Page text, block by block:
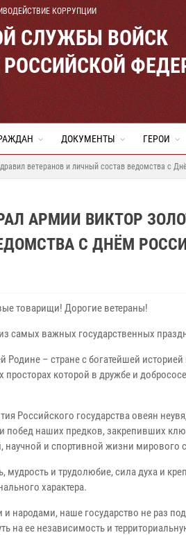
КОРРУПЦИИ
СЛУЖБЫ ВОЙСК
ДОКУМЕНТЫ ГЕРОИ
ветеранов и личный состав ведомства с
АРМИИ ВИКТОР
С ДНЁМ
товарищи! Дорогие ветераны!
самых важных государственных
Родине – стране с богатейшей
которой в дружбе и
Российского государства овеян
побед наших предков, закрепивших
научной и спортивной жизни мирового
и трудолюбие, сила духа и
характера.
народами, наше государство не раз
на ее независимость и